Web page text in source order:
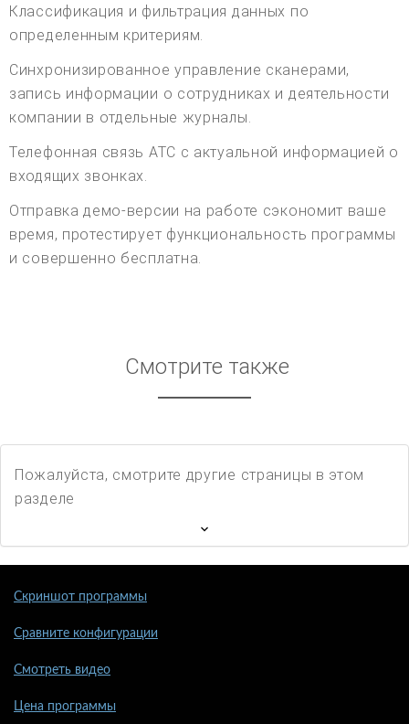
Классификация и фильтрация данных по
определенным критериям.
Синхронизированное управление сканерами,
запись информации о сотрудниках и деятельности
компании в отдельные журналы.
Телефонная связь АТС с актуальной информацией о
входящих звонках.
Отправка демо-версии на работе сэкономит ваше
время, протестирует функциональность программы
и совершенно бесплатна.
Смотрите также
Пожалуйста, смотрите другие страницы в этом
разделе
Скриншот программы
Сравните конфигурации
Смотреть видео
Цена программы